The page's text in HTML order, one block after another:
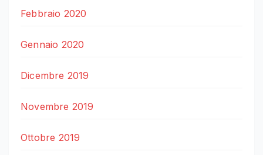
Febbraio 2020
Gennaio 2020
Dicembre 2019
Novembre 2019
Ottobre 2019